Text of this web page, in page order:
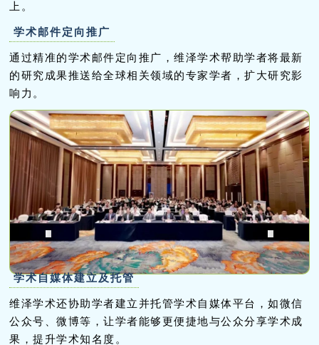
上。
学术邮件定向推广
通过精准的学术邮件定向推广，维泽学术帮助学者将最新
的研究成果推送给全球相关领域的专家学者，扩大研究影
响力。
学术自媒体建立及托管
维泽学术还协助学者建立并托管学术自媒体平台，如微信
公众号、微博等，让学者能够更便捷地与公众分享学术成
果，提升学术知名度。